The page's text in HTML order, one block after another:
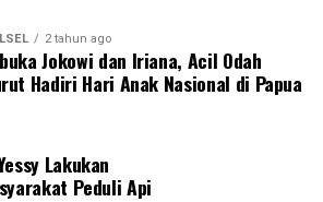
2 tahun ago
Jokowi dan Iriana, Acil Odah
Hadiri Hari Anak Nasional di Papua
Lakukan
Peduli Api